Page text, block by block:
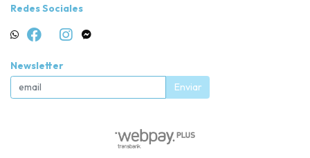
Redes Sociales
Newsletter
Enviar